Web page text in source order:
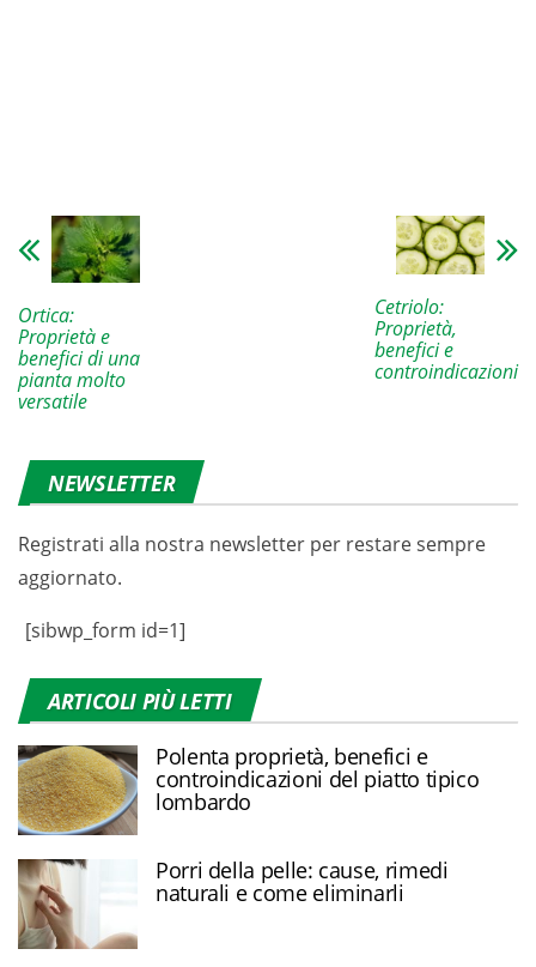
Ortica:
Proprietà e
benefici di una
pianta molto
versatile
Cetriolo:
Proprietà,
benefici e
controindicazioni
NEWSLETTER
Registrati alla nostra newsletter per restare sempre
aggiornato.
[sibwp_form id=1]
ARTICOLI PIÙ LETTI
Polenta proprietà, benefici e
controindicazioni del piatto tipico
lombardo
Porri della pelle: cause, rimedi
naturali e come eliminarli